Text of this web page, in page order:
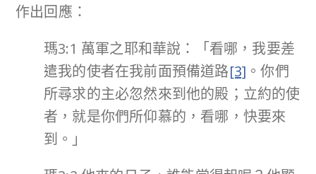
作出回應：
瑪3:1 萬軍之耶和華說：「看哪，我要差
遣我的使者在我前面預備道路[3] 。你們
所尋求的主必忽然來到他的殿；立約的使
者，就是你們所仰慕的，看哪，快要來
到。」